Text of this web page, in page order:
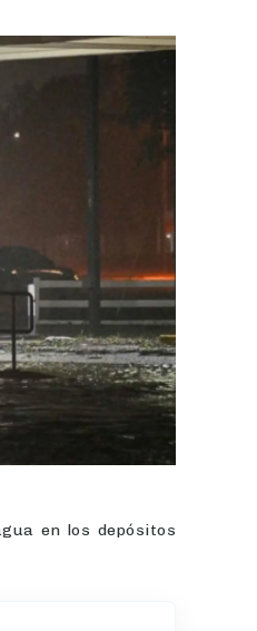
en los depósitos